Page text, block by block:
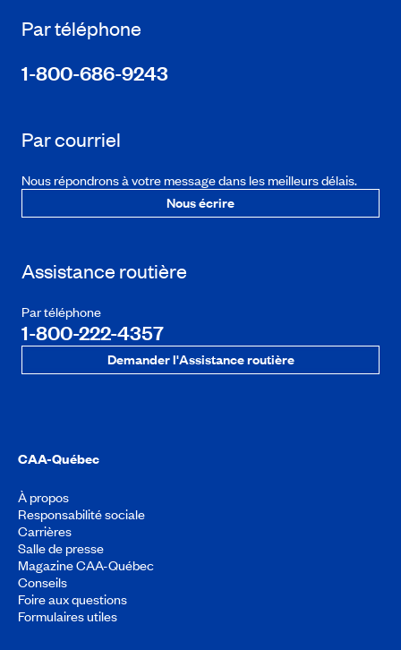
Par téléphone
1-800-686-9243
Par courriel
Nous répondrons à votre message dans les meilleurs délais.
Nous écrire
Assistance routière
Par téléphone
1-800-222-4357
Demander l'Assistance routière
CAA-Québec
À propos
Responsabilité sociale
Carrières
Salle de presse
Magazine CAA-Québec
Conseils
Foire aux questions
Formulaires utiles